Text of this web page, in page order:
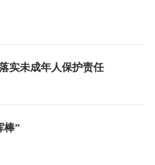
实未成年人保护责任
棒”